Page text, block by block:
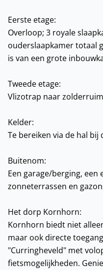
Eerste etage:
Overloop; 3 royale
ouderslaapkamer totaal
is van een grote
Tweede etage:
Vlizotrap naar
Kelder:
Te bereiken via de hal bij
Buitenom:
Een garage/berging,
zonneterrassen en
Het dorp Kornhorn:
Kornhorn biedt niet
maar ook directe
"Curringheveld" met
fietsmogelijkheden.